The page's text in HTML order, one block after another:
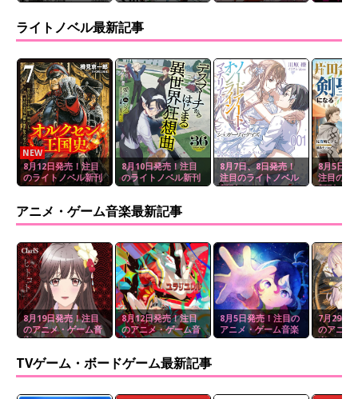
ライトノベル最新記事
8月12日発売！注目
のライトノベル新刊
NEW
8月10日発売！注目
のライトノベル新刊
8月7日、8日発売！
注目のライトノベル
新刊
8月5日、
注目のラ
新刊
アニメ・ゲーム音楽最新記事
8月19日発売！注目
のアニメ・ゲーム音
楽
8月12日発売！注目
のアニメ・ゲーム音
楽
8月5日発売！注目の
アニメ・ゲーム音楽
7月29日
のアニメ
楽
TVゲーム・ボードゲーム最新記事